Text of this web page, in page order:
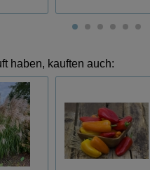
haben, kauften auch: